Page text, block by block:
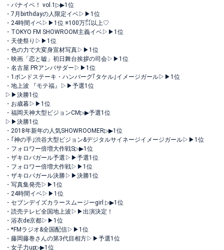
・バナイベ！ vol.1▷▶︎1位
・7月birthdayの人限定イベ▷▶︎1位
・24時間イベ▷▶︎1位 ※100万㌽以上♡
・TOKYO FM SHOWROOM主義イベ▷▶︎1位
・天使祭り▷▶︎1位
・色の力で大変身宣材写真▷▶︎1位
・映画「恋と嘘」初日舞台挨拶の司会▷▶︎1位
・名古屋 PRアンバサダー▷▶︎1位
・1ポンドステーキ・ハンバーグ｢タケル｣イメージガール▷▶︎1位
・地上波 『モテ福』▷▶︎予選1位
▷▶︎決勝1位
・お歳暮▷▶︎1位
・福岡天神大型ビジョンCM▷▶︎予選1位
▷▶︎決勝1位
・2018年新年の人気SHOWROOMER▷▶︎1位
・｢神の手｣渋谷大型ビジョン&デジタルサイネージイメージガール▷▶︎1位
・フォロワー倍増大作戦S▷▶︎1位
・ザキロバガール予選▷▶︎予選1位
・フォロワー倍増大作戦▷▶︎1位
・ザキロバガール決勝▷▶︎決勝1位
・写真集発売▷▶︎1位
・24時間イベ▷▶︎1位
・セブンデイズカラースムージーgirl ▷▶︎1位
・読売テレビ全国地上波▷▶︎出演決定！
・浴衣de京都▷▶︎1位
・*FMラジオ&全国配信▷▶︎1位
・藤岡藤巻さんの第3代目相方▷▶︎予選1位
・女子力up▷▶︎1位